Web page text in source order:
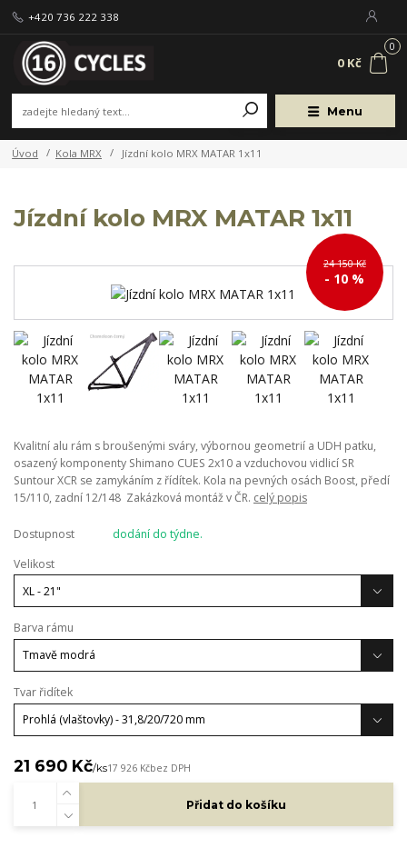
Menu
+420 736 222 338
0
0 Kč
Úvod Kola MRX Jízdní kolo MRX MATAR 1x11
Jízdní kolo MRX MATAR 1x11
24 150 Kč
- 10 %
Kvalitní alu rám s broušenými sváry, výbornou geometrií a UDH patku,
osazený komponenty Shimano CUES 2x10 a vzduchovou vidlicí SR
Suntour XCR se zamykáním z řídítek. Kola na pevných osách Boost, předí
15/110, zadní 12/148 Zakázková montáž v ČR. celý popis
Dostupnost
dodání do týdne.
Velikost
Barva rámu
Tvar řidítek
21 690 Kč/ks17 926 Kčbez DPH
Přidat do košíku